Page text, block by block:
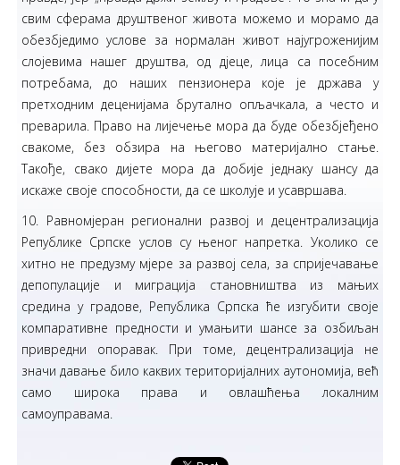
свим сферама друштвеног живота можемо и морамо да
обезбједимо услове за нормалан живот најугроженијим
слојевима нашег друштва, од дјеце, лица са посебним
потребама, до наших пензионера које је држава у
претходним деценијама брутално опљачкала, а често и
преварила. Право на лијечење мора да буде обезбјеђено
свакоме, без обзира на његово материјално стање.
Такође, свако дијете мора да добије једнаку шансу да
искаже своје способности, да се школује и усавршава.
10. Равномјеран регионални развој и децентрализација
Републике Српске услов су њеног напретка. Уколико се
хитно не предузму мјере за развој села, за спријечавање
депопулације и миграција становништва из мањих
средина у градове, Република Српска ће изгубити своје
компаративне предности и умањити шансе за озбиљан
привредни опоравак. При томе, децентрализација не
значи давање било каквих територијалних аутономија, већ
само широка права и овлашћења локалним
самоуправама.